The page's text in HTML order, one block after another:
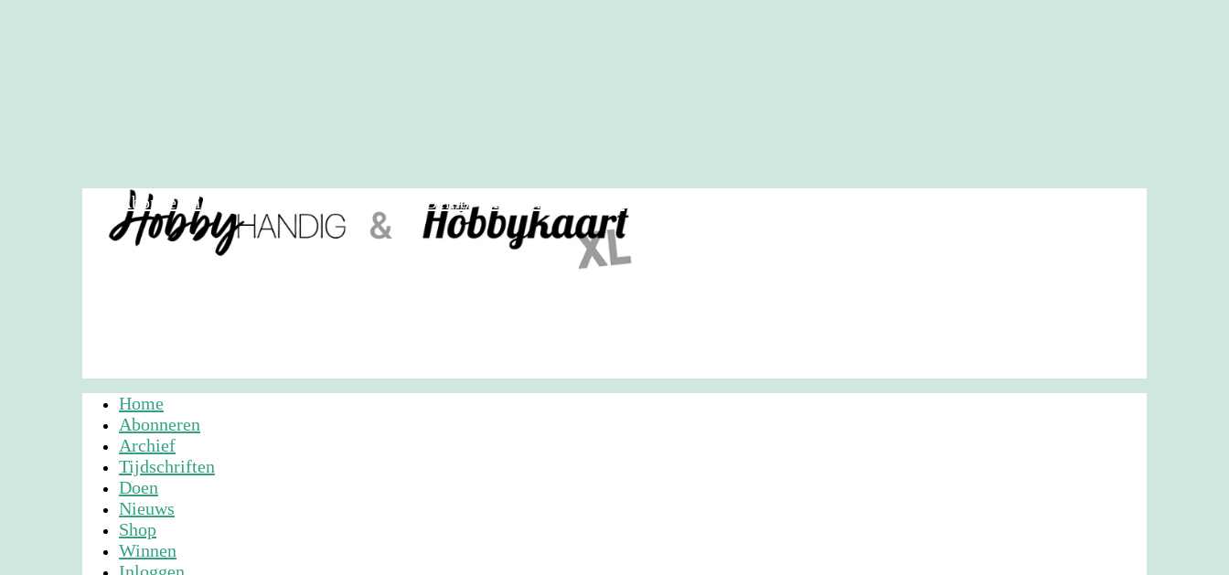
Abonneren Demo Archief
Home
Abonneren
Archief
Tijdschriften
Doen
Nieuws
Shop
Winnen